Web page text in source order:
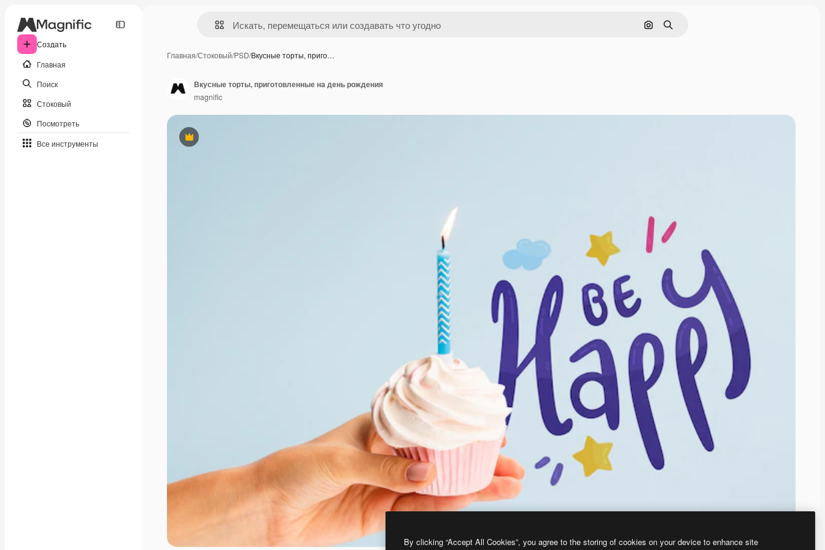
Создать
Главная
Поиск
Стоковый
Посмотреть
Все инструменты
Поиск по изображению
Поиск
Главная/Стоковый/PSD/Вкусные торты, приго…
Премиум
Вкусные торты, приготовленные на день рождения
magnific
By clicking “Accept All Cookies”, you agree to the storing of cookies on your device to enhance site